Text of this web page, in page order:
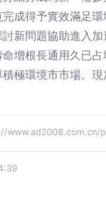
成得予實效滿足
新問題協助進入
增根長通用久已
極環境市市場。
www.ad2008.com.cn/